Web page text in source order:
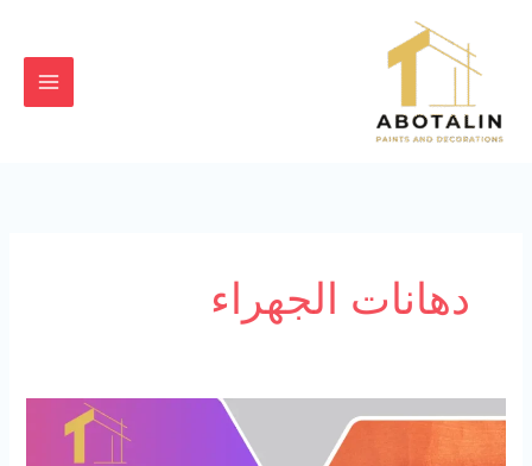
المحتوى
دهانات الجهراء
صباغ